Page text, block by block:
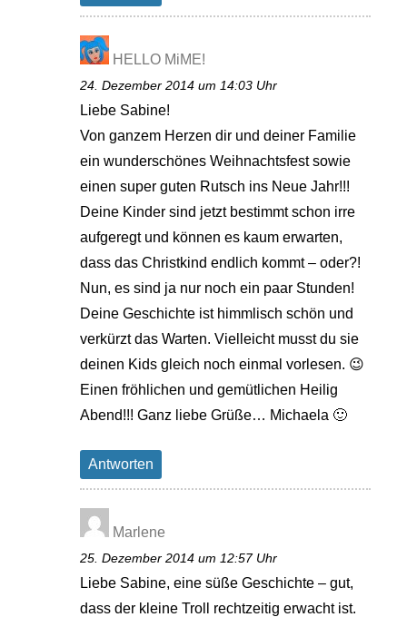
HELLO MiME!
24. Dezember 2014 um 14:03 Uhr
Liebe Sabine!
Von ganzem Herzen dir und deiner Familie
ein wunderschönes Weihnachtsfest sowie
einen super guten Rutsch ins Neue Jahr!!!
Deine Kinder sind jetzt bestimmt schon irre
aufgeregt und können es kaum erwarten,
dass das Christkind endlich kommt – oder?!
Nun, es sind ja nur noch ein paar Stunden!
Deine Geschichte ist himmlisch schön und
verkürzt das Warten. Vielleicht musst du sie
deinen Kids gleich noch einmal vorlesen. 😉
Einen fröhlichen und gemütlichen Heilig
Abend!!! Ganz liebe Grüße… Michaela 🙂
Antworten
Marlene
25. Dezember 2014 um 12:57 Uhr
Liebe Sabine, eine süße Geschichte – gut,
dass der kleine Troll rechtzeitig erwacht ist.